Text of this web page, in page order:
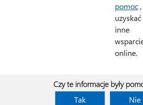
pomoc,
uzyskać
inne
online.
Czy te informacje były
Tak
Nie